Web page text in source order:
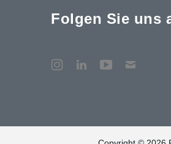
Folgen Sie uns